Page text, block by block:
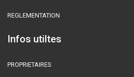
REGLEMENTATION
Infos utiltes
PROPRIETAIRES